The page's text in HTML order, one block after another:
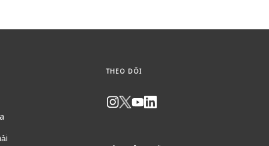
THEO DÕI